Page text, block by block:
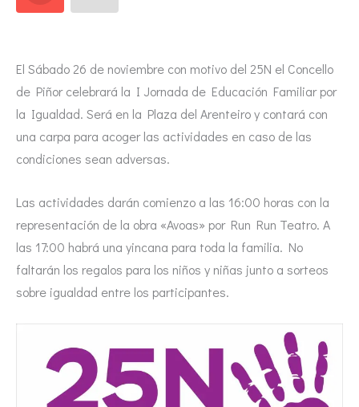
El Sábado 26 de noviembre con motivo del 25N el Concello
de Piñor celebrará la I Jornada de Educación Familiar por
la Igualdad. Será en la Plaza del Arenteiro y contará con
una carpa para acoger las actividades en caso de las
condiciones sean adversas.
Las actividades darán comienzo a las 16:00 horas con la
representación de la obra «Avoas» por Run Run Teatro. A
las 17:00 habrá una yincana para toda la familia. No
faltarán los regalos para los niños y niñas junto a sorteos
sobre igualdad entre los participantes.